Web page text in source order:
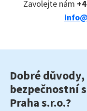
Zavolejte nám
Dobré
bezpečnostní
Praha s.r.o.?